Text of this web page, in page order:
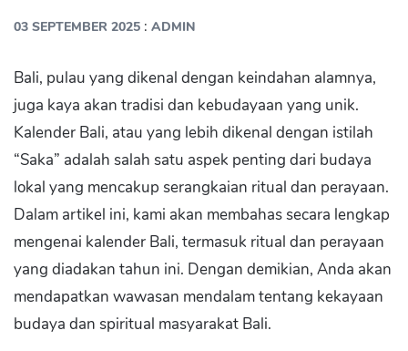
03 SEPTEMBER 2025 : ADMIN
Bali, pulau yang dikenal dengan keindahan alamnya,
juga kaya akan tradisi dan kebudayaan yang unik.
Kalender Bali, atau yang lebih dikenal dengan istilah
“Saka” adalah salah satu aspek penting dari budaya
lokal yang mencakup serangkaian ritual dan perayaan.
Dalam artikel ini, kami akan membahas secara lengkap
mengenai kalender Bali, termasuk ritual dan perayaan
yang diadakan tahun ini. Dengan demikian, Anda akan
mendapatkan wawasan mendalam tentang kekayaan
budaya dan spiritual masyarakat Bali.